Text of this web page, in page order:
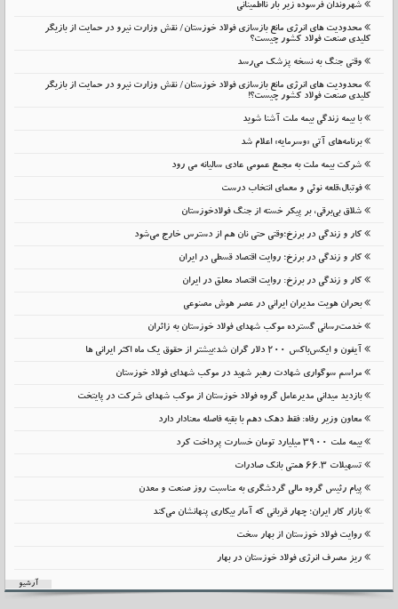
شهروندان فرسوده زیر بار نااطمینانی
محدودیت های انرژی مانع بازسازی فولاد خوزستان/ نقش وزارت نیرو در حمایت از بازیگر
کلیدی صنعت فولاد کشور چیست؟
وقتی جنگ به نسخه پزشک می‌رسد
محدودیت های انرژی مانع بازسازی فولاد خوزستان/ نقش وزارت نیرو در حمایت از بازیگر
کلیدی صنعت فولاد کشور چیست؟!
با بیمه زندگی بیمه ملت آشنا شوید
برنامه‌های آتی «وسرمایه» اعلام شد
شرکت بیمه ملت به مجمع عمومی عادی سالیانه می رود
فوتبال،قلعه نوئی و معمای انتخاب درست
شلاق‌ بی‌برقی، بر پیکر خسته‌ از جنگ فولادخوزستان
کار و زندگی در برزخ؛وقتی حتی نان هم از دسترس خارج می‌شود
کار و زندگی در برزخ؛ روایت اقتصاد قسطی در ایران
کار و زندگی در برزخ: روایت اقتصاد معلق در ایران
بحران هویت مدیران ایرانی در عصر هوش مصنوعی
خدمت‌رسانی گسترده موکب شهدای فولاد خوزستان به زائران
آیفون و ایکس‌باکس ۲۰۰ دلار گران شد؛بیشتر از حقوق یک ماه اکثر ایرانی ها
مراسم سوگواری شهادت رهبر شهید در موکب شهدای فولاد خوزستان
بازدید میدانی مدیرعامل گروه فولاد خوزستان از موکب شهدای شرکت در پایتخت
معاون وزیر رفاه: فقط دهک دهم با بقیه فاصله معنادار دارد
بیمه ملت 3900 میلیارد تومان خسارت پرداخت کرد
تسهیلات 66.3 همتی بانک صادرات
پیام رئیس گروه مالی گردشگری به مناسبت روز صنعت و معدن
بازار کار ایران؛ چهار قربانی که آمار بیکاری پنهانشان می‌کند
روایت فولاد خوزستان از بهار سخت
ریز مصرف انرژی فولاد خوزستان در بهار
آرشیو